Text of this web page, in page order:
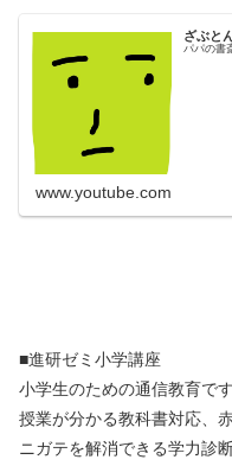
ざぶと
パパの書
www.youtube.com
■進研ゼミ小学講座
小学生のための通信教育です
授業が分かる教科書対応、
ニガテを解消できる学力診